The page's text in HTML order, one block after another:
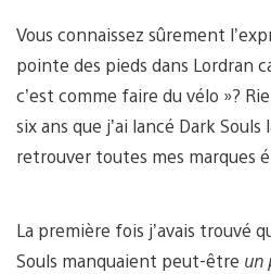
Vous connaissez sûrement
pointe des pieds dans Lordran
c’est comme faire du vélo »?
six ans que j’ai lancé Dark
retrouver toutes mes marques
La première fois j’avais trouvé
Souls manquaient peut-être un